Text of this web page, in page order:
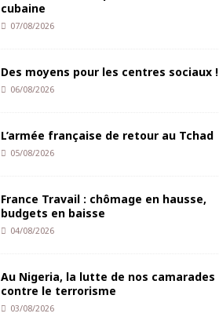
cubaine
07/08/2026
Des moyens pour les centres sociaux !
06/08/2026
L’armée française de retour au Tchad
05/08/2026
France Travail : chômage en hausse,
budgets en baisse
04/08/2026
Au Nigeria, la lutte de nos camarades
contre le terrorisme
03/08/2026